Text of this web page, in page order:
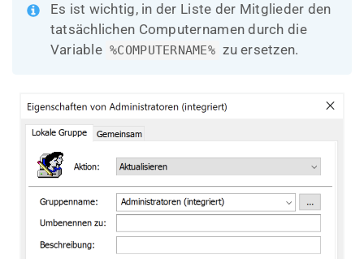
Es ist wichtig, in der Liste der Mitglieder den
tatsächlichen Computernamen durch die
Variable %COMPUTERNAME% zu ersetzen.